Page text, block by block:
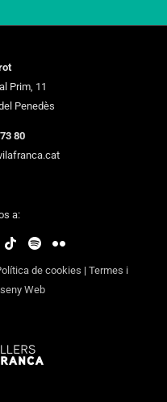
Prim, 11
Penedès
80
a:
de cookies | Termes i
Web